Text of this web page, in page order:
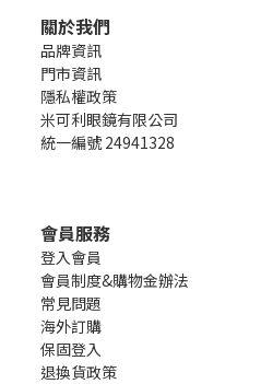
關於我們
品牌資訊
門市資訊
隱私權政策
米可利眼鏡有限公司
統一編號 24941328
會員服務
登入會員
會員制度&購物金辦法
常見問題
海外訂購
保固登入
退換貨政策